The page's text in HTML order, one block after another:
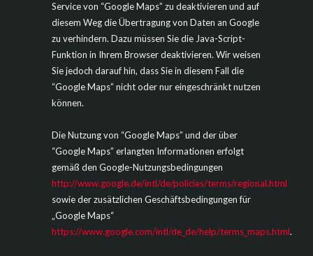
Service von “Google Maps” zu deaktivieren und auf
diesem Weg die Übertragung von Daten an Google
zu verhindern. Dazu müssen Sie die Java-Script-
Funktion in Ihrem Browser deaktivieren. Wir weisen
Sie jedoch darauf hin, dass Sie in diesem Fall die
“Google Maps” nicht oder nur eingeschränkt nutzen
können.
Die Nutzung von “Google Maps” und der über
“Google Maps” erlangten Informationen erfolgt
gemäß den Google-Nutzungsbedingungen
http://www.google.de/intl/de/policies/terms/regional.html
sowie der zusätzlichen Geschäftsbedingungen für
„Google Maps“
https://www.google.com/intl/de_de/help/terms_maps.html.